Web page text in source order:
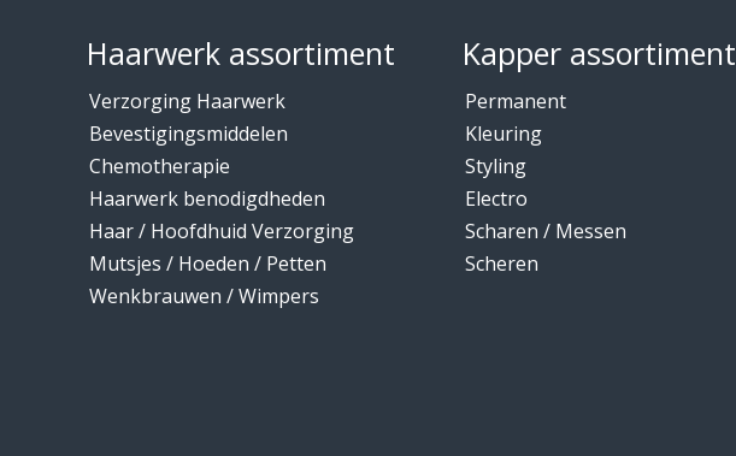
Haarwerk assortiment
Verzorging Haarwerk
Bevestigingsmiddelen
Chemotherapie
Haarwerk benodigdheden
Haar / Hoofdhuid Verzorging
Mutsjes / Hoeden / Petten
Wenkbrauwen / Wimpers
Kapper assortiment
Permanent
Kleuring
Styling
Electro
Scharen / Messen
Scheren